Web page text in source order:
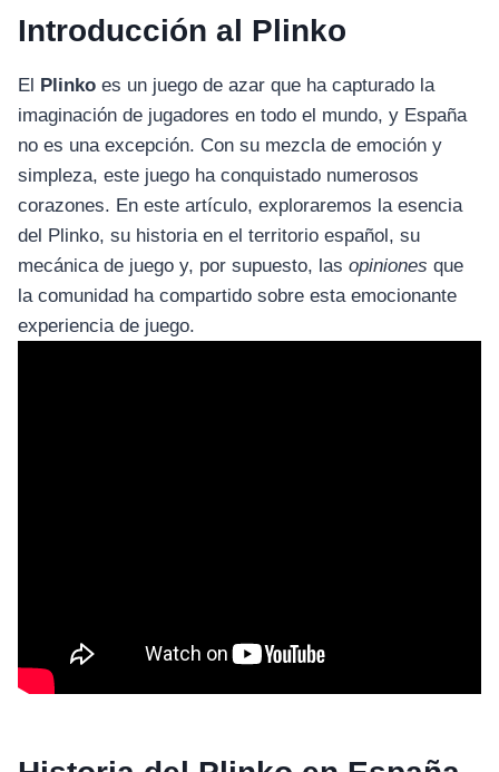
Introducción al Plinko
El Plinko es un juego de azar que ha capturado la
imaginación de jugadores en todo el mundo, y España
no es una excepción. Con su mezcla de emoción y
simpleza, este juego ha conquistado numerosos
corazones. En este artículo, exploraremos la esencia
del Plinko, su historia en el territorio español, su
mecánica de juego y, por supuesto, las opiniones que
la comunidad ha compartido sobre esta emocionante
experiencia de juego.